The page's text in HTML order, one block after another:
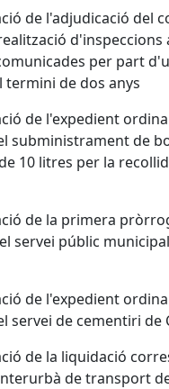
de l'adjudicació del
d'inspeccions
per part
termini de dos anys
de l'expedient
subministrament de
10 litres per la
de la primera
servei públic
de l'expedient
servei de cementiri de
de la liquidació
de transport